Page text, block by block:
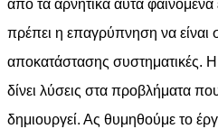
από τα αρνητικά αυτά φαινόμενα
πρέπει η επαγρύπνηση να είναι
αποκατάστασης συστηματικές. Η
δίνει λύσεις στα προβλήματα
δημιουργεί. Ας θυμηθούμε το